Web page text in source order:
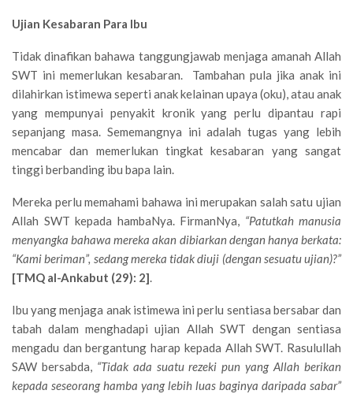
Ujian Kesabaran Para Ibu
Tidak dinafikan bahawa tanggungjawab menjaga amanah Allah
SWT ini memerlukan kesabaran. Tambahan pula jika anak ini
dilahirkan istimewa seperti anak kelainan upaya (oku), atau anak
yang mempunyai penyakit kronik yang perlu dipantau rapi
sepanjang masa. Sememangnya ini adalah tugas yang lebih
mencabar dan memerlukan tingkat kesabaran yang sangat
tinggi berbanding ibu bapa lain.
Mereka perlu memahami bahawa ini merupakan salah satu ujian
Allah SWT kepada hambaNya. FirmanNya, “Patutkah manusia
menyangka bahawa mereka akan dibiarkan dengan hanya berkata:
“Kami beriman”, sedang mereka tidak diuji (dengan sesuatu ujian)?”
[TMQ al-Ankabut (29): 2].
Ibu yang menjaga anak istimewa ini perlu sentiasa bersabar dan
tabah dalam menghadapi ujian Allah SWT dengan sentiasa
mengadu dan bergantung harap kepada Allah SWT. Rasulullah
SAW bersabda, “Tidak ada suatu rezeki pun yang Allah berikan
kepada seseorang hamba yang lebih luas baginya daripada sabar”